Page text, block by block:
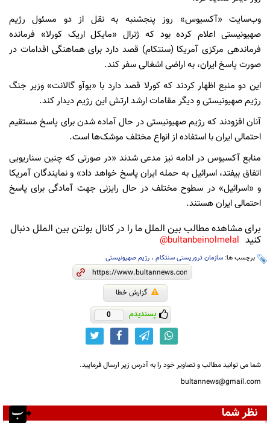
وب‌سایت «آکسیوس» روز پنجشنبه به نقل از دو مسئول رژیم
صهیونیستی اعلام کرده بود که ژنرال «مایکل اریک کورلا» فرمانده
فرماندهی مرکزی آمریکا (سنتکام) قصد دارد برای هماهنگی اقدامات در
صورت پاسخ ایران، به اراضی اشغالی سفر کند.
این دو منبع اظهار کردند که کورلا قصد دارد با «یوآو گالانت» وزیر جنگ
رژیم صهیونیستی و دیگر مقامات ارشد ارتش این رژیم دیدار کند.
آنان افزودند که رژیم صهیونیستی در حال آماده شدن برای پاسخ مستقیم
احتمالی ایران با استفاده از انواع مختلف موشک‌ها است.
منابع آکسیوس در ادامه نیز مدعی شدند «در صورتی که چنین سناریویی
اتفاق بیفتد، اسرائیل به حمله ایران پاسخ خواهد داد» و نمایندگان آمریکا
و «اسرائیل» در سطوح مختلف در حال رایزنی جهت آمادگی برای پاسخ
احتمالی ایران هستند.
برای مشاهده مطالب بین الملل ما را در کانال بولتن بین الملل دنبال
کنید bultanbeinolmelal@
برچسب ها: سازمان تروریستی سنتکام ، رژیم صهیونیستی
گزارش خطا
پسندیدم 0
شما می توانید مطالب و تصاویر خود را به آدرس زیر ارسال فرمایید.
bultannews@gmail.com
نظر شما